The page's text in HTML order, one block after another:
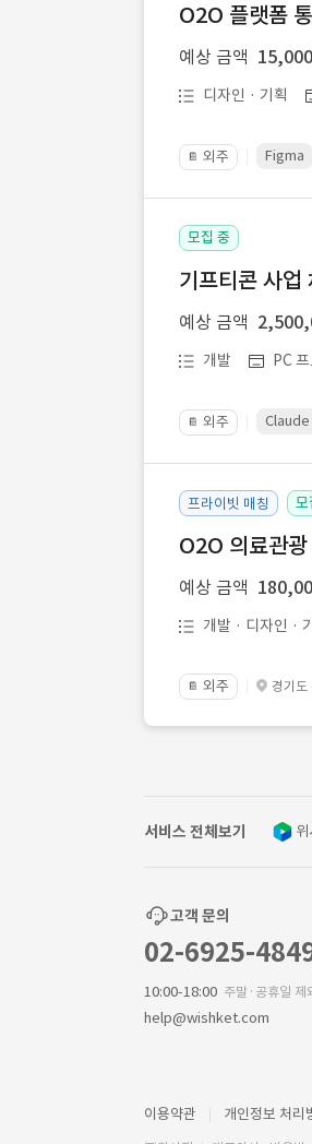
O2O 플랫폼
예상 금액
디자인 · 기획
📔 외주 Figma
모집 중
기프티콘 사업
예상 금액
개발 PC
📔 외주
프라이빗 매칭 모
O2O 의료관
예상 금액
개발 · 디자인 ·
📔 외주 경기도
서비스 전체보기
고객 문의
02-6925-
10:00-18:00 주말·공휴일 제
help@wishket.com
이용약관 개인정보 처리